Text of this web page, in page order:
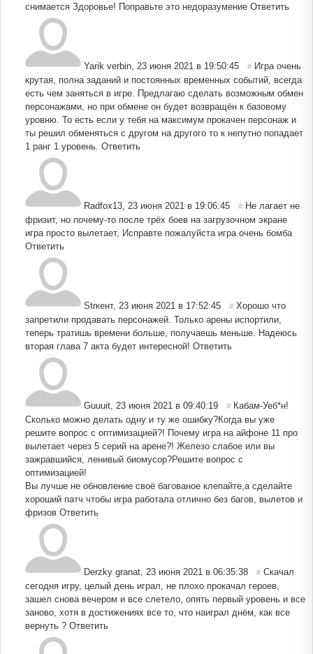
снимается Здоровье! Поправьте это недоразумение Ответить
Yarik verbin, 23 июня 2021 в 19:50:45 # Игра очень
крутая, полна заданий и постоянных временных событий, всегда
есть чем заняться в игре. Предлагаю сделать возможным обмен
персонажами, но при обмене он будет возвращён к базовому
уровню. То есть если у тебя на максимум прокачен персонаж и
ты решил обменяться с другом на другого то к непутно попадает
1 ранг 1 уровень. Ответить
Radfox13, 23 июня 2021 в 19:06:45 # Не лагает не
фризит, но почему-то после трёх боев на загрузочном экране
игра просто вылетает, Исправте пожалуйста игра очень бомба
Ответить
Strкент, 23 июня 2021 в 17:52:45 # Хорошо что
запретили продавать персонажей. Только арены испортили,
теперь тратишь времени больше, получаешь меньше. Надеюсь
вторая глава 7 акта будет интересной! Ответить
Guuuit, 23 июня 2021 в 09:40:19 # Кабам-Уеб*н!
Сколько можно делать одну и ту же ошибку?Когда вы уже
решите вопрос с оптимизацией?! Почему игра на айфоне 11 про
вылетает через 5 серий на арене?! Железо слабое или вы
зажравшийся, ленивый биомусор?Решите вопрос с
оптимизацией!
Вы лучше не обновление своё багованое клепайте,а сделайте
хороший патч чтобы игра работала отлично без багов, вылетов и
фризов Ответить
Derzky granat, 23 июня 2021 в 06:35:38 # Скачал
сегодня игру, целый день играл, не плохо прокачал героев,
зашел снова вечером и все слетело, опять первый уровень и все
заново, хотя в достижениях все то, что наиграл днём, как все
вернуть ? Ответить